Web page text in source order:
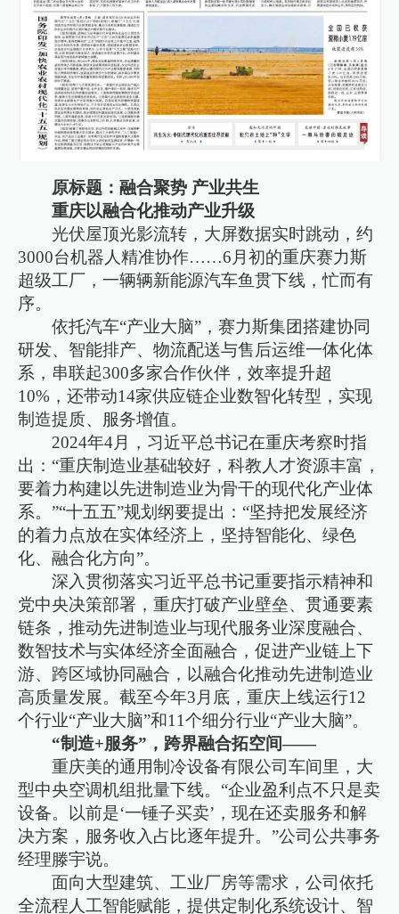
原标题：融合聚势 产业共生
重庆以融合化推动产业升级
光伏屋顶光影流转，大屏数据实时跳动，约
3000台机器人精准协作……6月初的重庆赛力斯
超级工厂，一辆辆新能源汽车鱼贯下线，忙而有
序。
依托汽车“产业大脑”，赛力斯集团搭建协同
研发、智能排产、物流配送与售后运维一体化体
系，串联起300多家合作伙伴，效率提升超
10%，还带动14家供应链企业数智化转型，实现
制造提质、服务增值。
2024年4月，习近平总书记在重庆考察时指
出：“重庆制造业基础较好，科教人才资源丰富，
要着力构建以先进制造业为骨干的现代化产业体
系。”“十五五”规划纲要提出：“坚持把发展经济
的着力点放在实体经济上，坚持智能化、绿色
化、融合化方向”。
深入贯彻落实习近平总书记重要指示精神和
党中央决策部署，重庆打破产业壁垒、贯通要素
链条，推动先进制造业与现代服务业深度融合、
数智技术与实体经济全面融合，促进产业链上下
游、跨区域协同融合，以融合化推动先进制造业
高质量发展。截至今年3月底，重庆上线运行12
个行业“产业大脑”和11个细分行业“产业大脑”。
“制造+服务”，跨界融合拓空间——
重庆美的通用制冷设备有限公司车间里，大
型中央空调机组批量下线。“企业盈利点不只是卖
设备。以前是‘一锤子买卖’，现在还卖服务和解
决方案，服务收入占比逐年提升。”公司公共事务
经理滕宇说。
面向大型建筑、工业厂房等需求，公司依托
全流程人工智能赋能，提供定制化系统设计、智